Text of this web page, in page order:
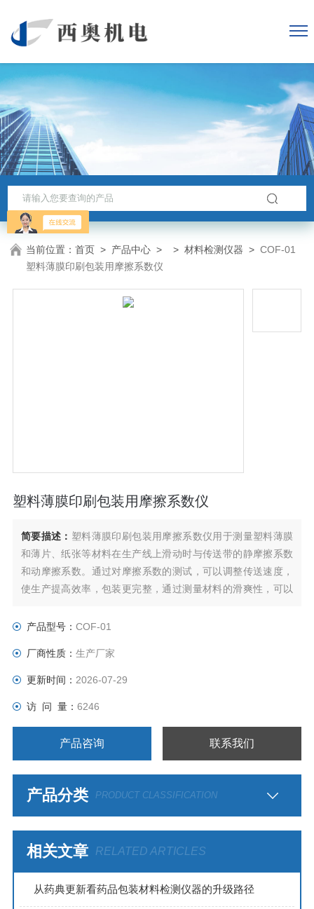
当前位置：首页 > 产品中心 > >材料检测仪器 >COF-01
塑料薄膜印刷包装用摩擦系数仪
塑料薄膜印刷包装用摩擦系数仪
简要描述： 塑料薄膜印刷包装用摩擦系数仪用于测量塑料薄膜
和薄片、纸张等材料在生产线上滑动时与传送带的静摩擦系数
和动摩擦系数。通过对摩擦系数的测试，可以调整传送速度，
使生产提高效率，包装更完整，通过测量材料的滑爽性，可以
产品型号： COF-01
厂商性质： 生产厂家
更新时间： 2026-07-29
访 问 量： 6246
产品咨询 联系我们
产品分类 PRODUCT CLASSIFICATION
相关文章 RELATED ARTICLES
从药典更新看药品包装材料检测仪器的升级路径